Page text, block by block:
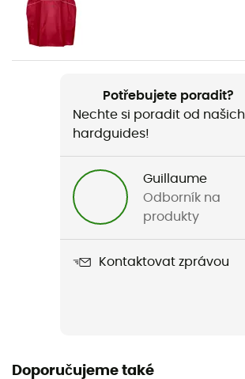
Dětské
Hmotnost
Název produktu
Kids Gaiter II
Nepromokavost
Green Shape / Grüner Knopf
Potřebujete poradit?
Nechte si poradit od našich
hardguides!
Guillaume
Odborník na
produkty
Kontaktovat zprávou
Doporučujeme také